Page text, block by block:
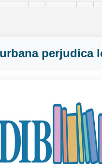
perjudica